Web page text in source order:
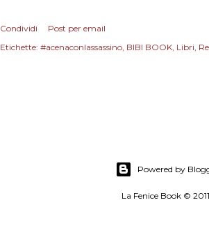
Condividi
Post per email
Etichette: #acenaconlassassino BIBI BOOK Libri
Powered by
La Fenice Book ©